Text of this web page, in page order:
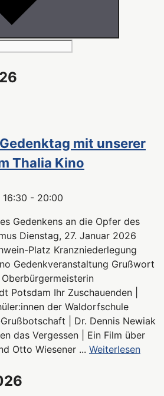
mit unserer
Thalia Kino
- 20:00
Gedenkens an die Opfer des
Dienstag, 27. Januar 2026
Platz Kranzniederlegung
Gedenkveranstaltung Grußwort
Oberbürgermeisterin
Potsdam Ihr Zuschauenden |
der Waldorfschule
| Dr. Dennis Newiak
das Vergessen | Ein Film über
Otto Wiesener ... Weiterlesen